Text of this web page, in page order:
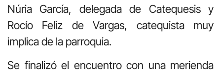
Núria García, delegada de Catequesis y
Rocío Feliz de Vargas, catequista muy
implica de la parroquia.
Se finalizó el encuentro con una merienda